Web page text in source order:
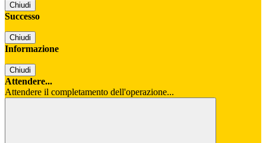
Chiudi
Successo
Chiudi
Informazione
Chiudi
Attendere...
Attendere il completamento dell'operazione...